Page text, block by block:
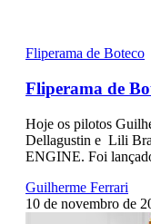
Fliperama de Boteco
Fliperama de
Hoje os pilotos
Dellagustin e Lili
ENGINE. Foi
Guilherme Ferrari
10 de novembro de